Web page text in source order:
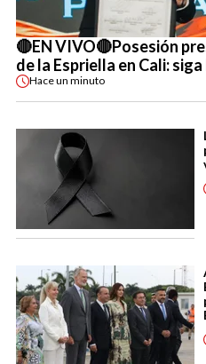
🔴EN VIVO🔴Posesión
de la Espriella en Cali:
Haceun minuto